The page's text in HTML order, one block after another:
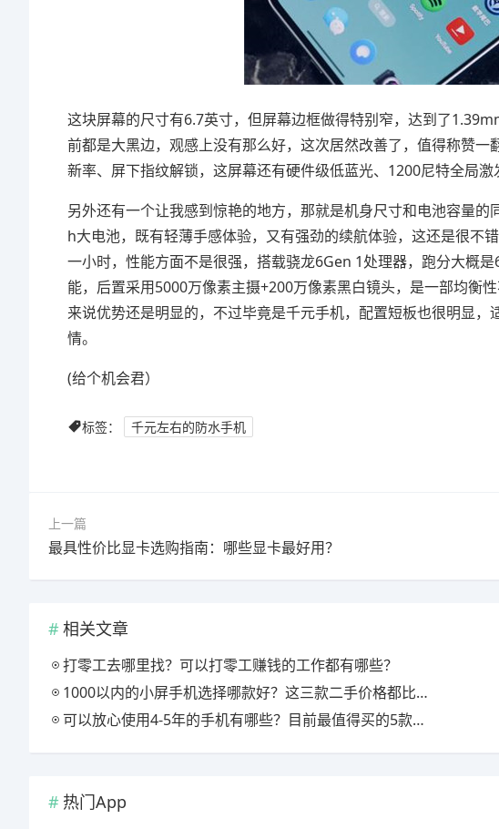
这块屏幕的尺寸有6.7英寸，但屏幕边框做得特别窄，达到了
前都是大黑边，观感上没有那么好，这次居然改善了，值得称赞
新率、屏下指纹解锁，这屏幕还有硬件级低蓝光、1200尼特全局激
另外还有一个让我感到惊艳的地方，那就是机身尺寸和电池容量
h大电池，既有轻薄手感体验，又有强劲的续航体验，这还是很不
一小时，性能方面不是很强，搭载骁龙6Gen 1处理器，跑分大概
能，后置采用5000万像素主摄+200万像素黑白镜头，是一部均衡
来说优势还是明显的，不过毕竟是千元手机，配置短板也很明显
情。
(给个机会君）
标签： 千元左右的防水手机
上一篇
最具性价比显卡选购指南：哪些显卡最好用？
相关文章
打零工去哪里找？可以打零工赚钱的工作都有哪些？
1000以内的小屏手机选择哪款好？这三款二手价格都比较低？
可以放心使用4-5年的手机有哪些？目前最值得买的5款手机，用四年都不卡！
热门App